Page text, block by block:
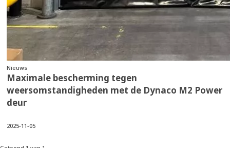
Nieuws
Maximale bescherming tegen
weersomstandigheden met de Dynaco M2 Power
deur
2025-11-05